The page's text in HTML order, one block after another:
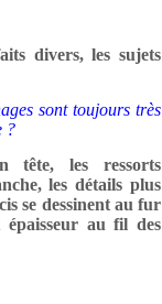
divers, les sujets
sont toujours très
?
tête, les ressorts
les détails plus
se dessinent au fur
épaisseur au fil des